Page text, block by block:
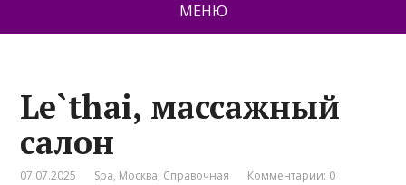
МЕНЮ
Le`thai, массажный
салон
07.07.2025 Spa, Москва, Справочная Комментарии: 0